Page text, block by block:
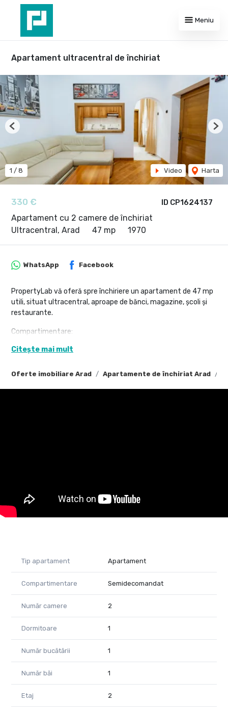
Meniu
Apartament ultracentral de închiriat
ID CP1624137
330 €
Apartament cu 2 camere de închiriat
Ultracentral, Arad
47 mp 1970
1 / 8 Video Harta
Previous
Oferte imobiliare Arad Apartamente de închiriat Arad
WhatsApp Facebook
PropertyLab vă oferă spre închiriere un apartament de 47 mp
utili, situat ultracentral, aproape de bănci, magazine, școli și
restaurante.
Compartimentare:
Sufragerie
Dormitor
Cod proprietate 1624137
Citește mai mult
Tip apartament Apartament
Compartimentare Semidecomandat
Număr camere 2
Dormitoare 1
Număr bucătării 1
Număr băi 1
Etaj 2